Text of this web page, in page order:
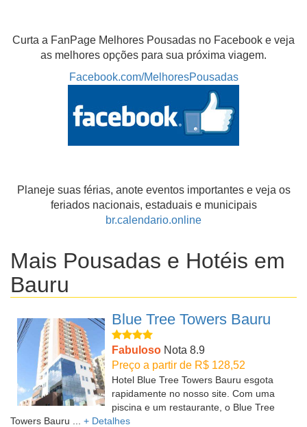
Curta a FanPage Melhores Pousadas no Facebook e veja
as melhores opções para sua próxima viagem.
Facebook.com/MelhoresPousadas
Planeje suas férias, anote eventos importantes e veja os
feriados nacionais, estaduais e municipais
br.calendario.online
Mais Pousadas e Hotéis em
Bauru
Blue Tree Towers Bauru
Fabuloso Nota 8.9
Preço a partir de R$ 128,52
Hotel Blue Tree Towers Bauru esgota
rapidamente no nosso site. Com uma
piscina e um restaurante, o Blue Tree
Towers Bauru ... + Detalhes